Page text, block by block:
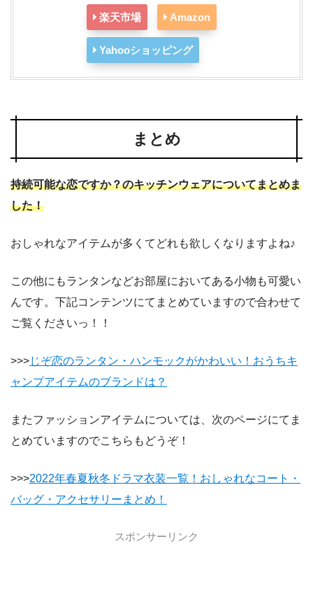
楽天市場 Amazon
Yahooショッピング
まとめ
持続可能な恋ですか？のキッチンウェアについてまとめま
した！
おしゃれなアイテムが多くてどれも欲しくなりますよね♪
この他にもランタンなどお部屋においてある小物も可愛い
んです。下記コンテンツにてまとめていますので合わせて
ご覧くださいっ！！
>>>じぞ恋のランタン・ハンモックがかわいい！おうちキ
ャンプアイテムのブランドは？
またファッションアイテムについては、次のページにてま
とめていますのでこちらもどうぞ！
>>>2022年春夏秋冬ドラマ衣装一覧！おしゃれなコート・
バッグ・アクセサリーまとめ！
スポンサーリンク